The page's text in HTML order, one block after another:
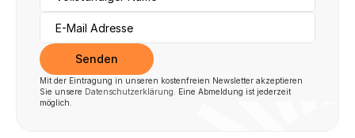
Senden
Mit der Eintragung in unseren kostenfreien Newsletter akzeptieren
Sie unsere Datenschutzerklärung . Eine Abmeldung ist jederzeit
möglich.